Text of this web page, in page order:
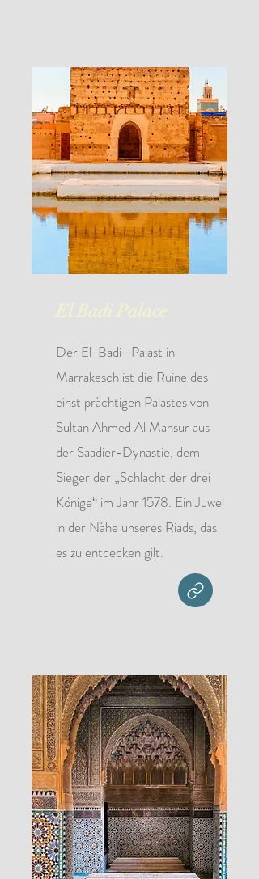
Der El-Badi- Palast in
Marrakesch ist die Ruine des
einst prächtigen Palastes von
Sultan Ahmed Al Mansur aus
der Saadier-Dynastie, dem
Sieger der „Schlacht der drei
Könige“ im Jahr 1578. Ein Juwel
in der Nähe unseres Riads, das
es zu entdecken gilt.